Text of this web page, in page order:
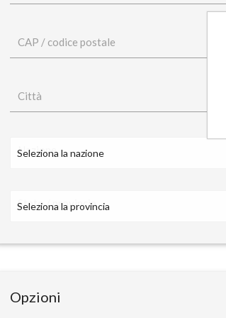
CAP / codice postale
Città
Nazione
Stato / provincia
Opzioni